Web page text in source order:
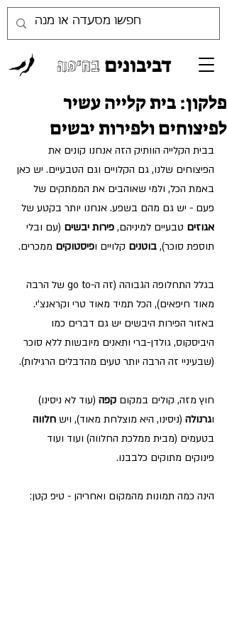
דביבוניםבחיפה
פלקון: בית קלייה עשיר
לפיצוחים ולפירות יבשים
בבית הקלייה הוותיק הזה אנחנו קונים את
הפיצוחים שלנו, גם הקלויים וגם הטבעיים. יש כאן
באמת הכל, ולמי שאוהבים את הממתקים של
פעם - יש גם מהם בשפע. אנחנו יותר בקטע של
אגוזים טבעיים למיניהם, פירות יבשים (עם ובלי
תוספת סוכר), בוטנים קלויים ופיסטוקים ממכרים.
בגלל התחלופה הגבוהה (זה ה-go to של הרבה
מאוד חיפאים), הכל תמיד מאוד טרי וקראנצ'י.
באזור הפירות היבשים יש גם דברים כמו
היביסקוס, גולדן-ברי ותאנים מיובשות ללא סוכר
(שבעיניי זה הרבה יותר טעים מהדבלים הרגילות).
חוץ מזה, קולים במקום קפה (עוד לא ניסינו)
וגרנולה (ניסינו, היא מוצלחת מאוד), ויש חלווה
בטעמים (מבית ממלכת החלווה) ועוד ועוד
פינוקים מתוקים כלבבנו.
הינה כמה תמונות מהמקום ואחריהן - טיפ קטן: